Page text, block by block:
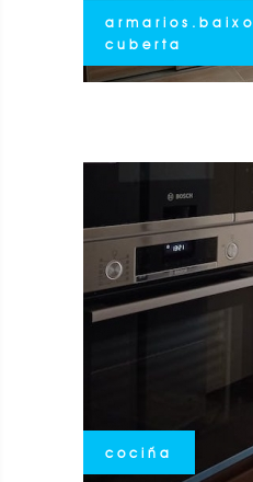
armarios.baixo
cuberta
cociña